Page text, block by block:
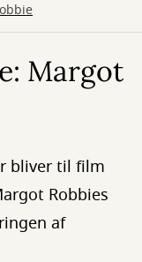
Margot
bliver til film
Robbies
af